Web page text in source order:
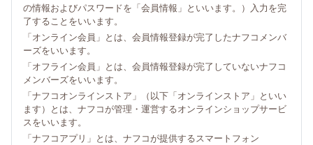
の情報およびパスワードを「会員情報」といいます。）入力を完
了することをいいます。
「オンライン会員」とは、会員情報登録が完了したナフコメンバ
ーズをいいます。
「オフライン会員」とは、会員情報登録が完了していないナフコ
メンバーズをいいます。
「ナフコオンラインストア」（以下「オンラインストア」といい
ます）とは、ナフコが管理・運営するオンラインショップサービ
スをいいます。
「ナフコアプリ」とは、ナフコが提供するスマートフォン